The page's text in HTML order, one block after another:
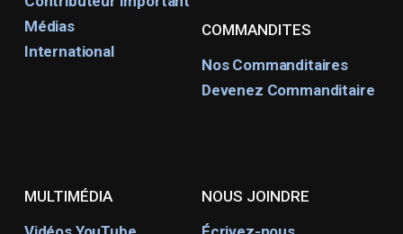
Médias
International
COMMANDITES
Nos Commanditaires
Devenez Commanditaire
MULTIMÉDIA
NOUS JOINDRE